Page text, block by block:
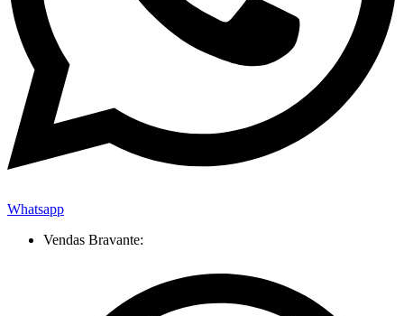
Whatsapp
Vendas Bravante: